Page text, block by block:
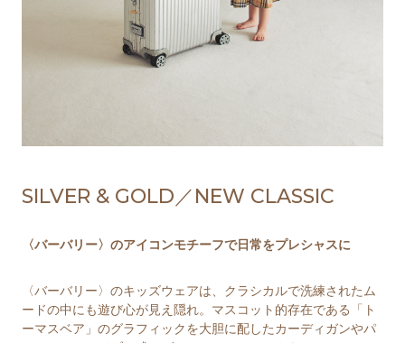
SILVER & GOLD／NEW CLASSIC
〈バーバリー〉のアイコンモチーフで日常をプレシャスに
〈バーバリー〉のキッズウェアは、クラシカルで洗練されたム
ードの中にも遊び心が見え隠れ。マスコット的存在である「ト
ーマスベア」のグラフィックを大胆に配したカーディガンやパ